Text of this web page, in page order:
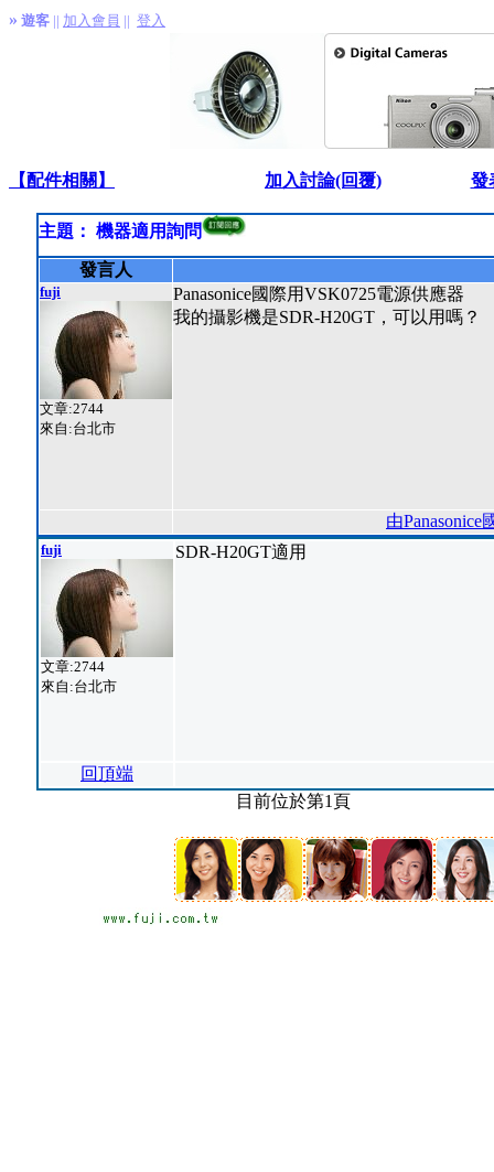
» 遊客 || 加入會員 || 登入
【配件相關】 加入討論(回覆) 發
主題： 機器適用詢問
發言人
fuji
文章:2744
來自:台北市
Panasonice國際用VSK0725電源供應器
我的攝影機是SDR-H20GT，可以用嗎？
由
fuji
文章:2744
來自:台北市
SDR-H20GT適用
回頂端
目前位於第1頁